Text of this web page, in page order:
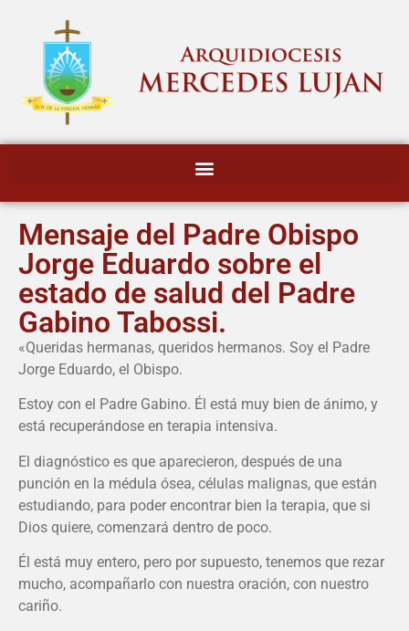
Mensaje del Padre Obispo
Jorge Eduardo sobre el
estado de salud del Padre
Gabino Tabossi.
«Queridas hermanas, queridos hermanos. Soy el Padre
Jorge Eduardo, el Obispo.
Estoy con el Padre Gabino. Él está muy bien de ánimo, y
está recuperándose en terapia intensiva.
El diagnóstico es que aparecieron, después de una
punción en la médula ósea, células malignas, que están
estudiando, para poder encontrar bien la terapia, que si
Dios quiere, comenzará dentro de poco.
Él está muy entero, pero por supuesto, tenemos que rezar
mucho, acompañarlo con nuestra oración, con nuestro
cariño.